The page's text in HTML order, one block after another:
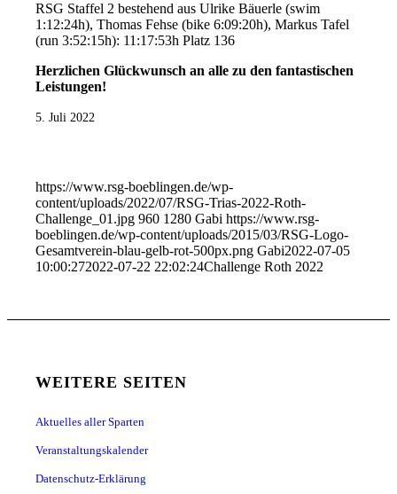
RSG Staffel 2 bestehend aus Ulrike Bäuerle (swim
1:12:24h), Thomas Fehse (bike 6:09:20h), Markus Tafel
(run 3:52:15h): 11:17:53h Platz 136
Herzlichen Glückwunsch an alle zu den fantastischen
Leistungen!
5. Juli 2022
https://www.rsg-boeblingen.de/wp-
content/uploads/2022/07/RSG-Trias-2022-Roth-
Challenge_01.jpg 960 1280 Gabi https://www.rsg-
boeblingen.de/wp-content/uploads/2015/03/RSG-Logo-
Gesamtverein-blau-gelb-rot-500px.png Gabi2022-07-05
10:00:272022-07-22 22:02:24Challenge Roth 2022
WEITERE SEITEN
Aktuelles aller Sparten
Veranstaltungskalender
Datenschutz-Erklärung